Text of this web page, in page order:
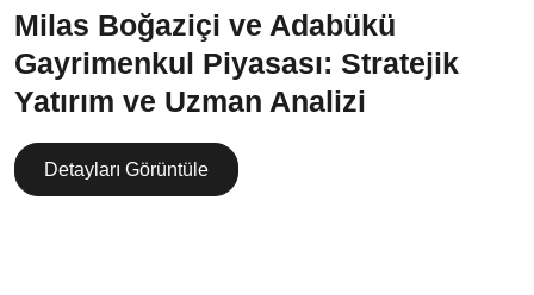
Milas Boğaziçi ve Adabükü
Gayrimenkul Piyasası: Stratejik
Yatırım ve Uzman Analizi
Detayları Görüntüle